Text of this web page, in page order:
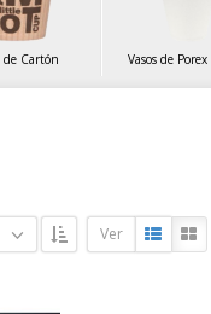
de Cartón Vasos de
Ver